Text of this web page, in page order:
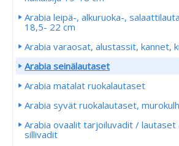
Arabia leipä-, alkuruoka-,
18,5- 22 cm
Arabia varaosat, alustassit, kannet,
Arabia seinälautaset
Arabia matalat ruokalautaset
Arabia syvät ruokalautaset,
Arabia ovaalit tarjoiluvadit /
sillivadit